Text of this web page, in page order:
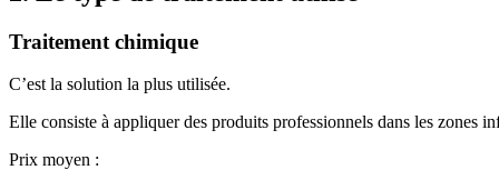
Traitement chimique
C’est la solution la plus utilisée.
Elle consiste à appliquer des produits professionnels dans les zones
Prix moyen :